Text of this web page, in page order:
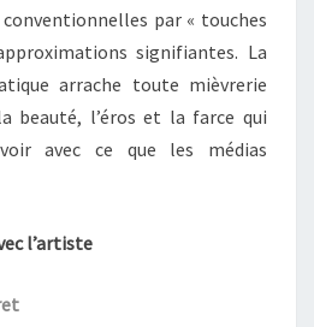
par « touches
signifiantes. La
arrache toute mièvrerie
beauté, l’éros et la farce qui
avec ce que les médias
l’artiste